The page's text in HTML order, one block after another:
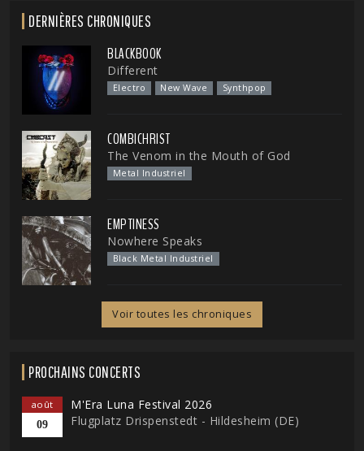
DERNIÈRES CHRONIQUES
BLACKBOOK
Different
Electro New Wave Synthpop
COMBICHRIST
The Venom in the Mouth of God
Metal Industriel
EMPTINESS
Nowhere Speaks
Black Metal Industriel
Voir toutes les chroniques
PROCHAINS CONCERTS
août
09
M'Era Luna Festival 2026
Flugplatz Drispenstedt - Hildesheim (DE)